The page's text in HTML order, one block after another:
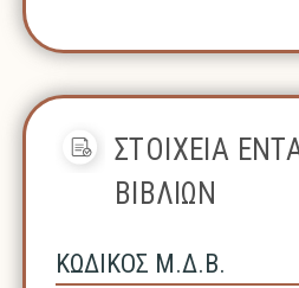
ΣΤΟΙΧΕΙΑ
ΒΙΒΛΙΩΝ
ΚΩΔΙΚΟΣ Μ.Δ.Β.